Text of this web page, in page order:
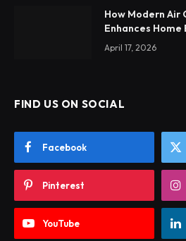
How Modern
Enhances
April 17, 2026
FIND US ON SOCIAL
Facebook
Pinterest
YouTube